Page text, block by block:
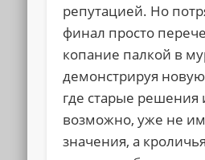
репутацией. Но
финал просто
копание палкой в
демонстрируя
где старые
возможно, уже не
значения, а